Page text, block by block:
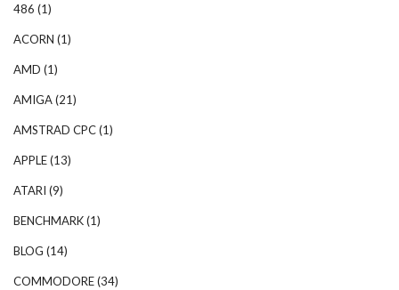
486 (1)
ACORN (1)
AMD (1)
AMIGA(21)
AMSTRAD CPC(1)
APPLE(13)
ATARI (9)
BENCHMARK(1)
BLOG (14)
COMMODORE(34)